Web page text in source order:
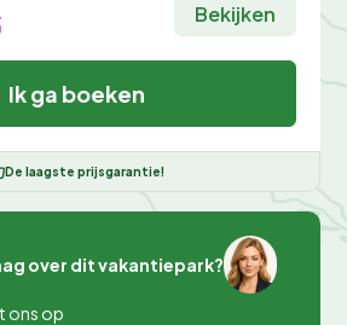
Bekijken
Ik ga boeken
De laagste prijsgarantie!
over dit vakantiepark?
ons op